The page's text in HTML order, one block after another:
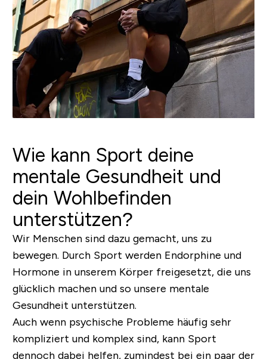
Wie kann Sport deine
mentale Gesundheit und
dein Wohlbefinden
unterstützen?
Wir Menschen sind dazu gemacht, uns zu
bewegen. Durch Sport werden Endorphine und
Hormone in unserem Körper freigesetzt, die uns
glücklich machen und so unsere mentale
Gesundheit unterstützen.
Auch wenn psychische Probleme häufig sehr
kompliziert und komplex sind, kann Sport
dennoch dabei helfen, zumindest bei ein paar der